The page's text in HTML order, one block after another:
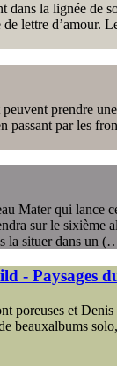
dans la lignée de
lettre d’amour.
prendre
par les
Mater qui
sur le sixième
la situer dans un
- Paysages
poreuses et
beauxalbums